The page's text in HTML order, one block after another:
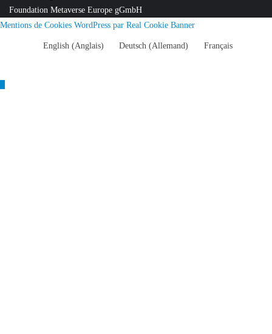
Foundation Metaverse Europe gGmbH
Mentions de Cookies WordPress par Real Cookie Banner
English (Anglais) Deutsch (Allemand) Français